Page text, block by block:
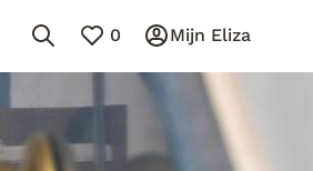
0 Mijn Eliza